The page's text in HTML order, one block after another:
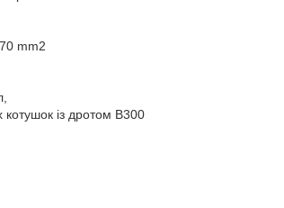
mm2
із дротом B300